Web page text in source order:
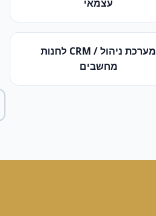
עצמאי
מערכת ניהול / CRM לחנות
מחשבים